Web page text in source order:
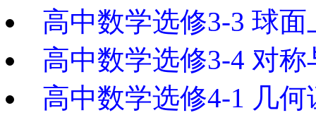
高中数学选修3-3 球
高中数学选修3-4 对称
高中数学选修4-1 几